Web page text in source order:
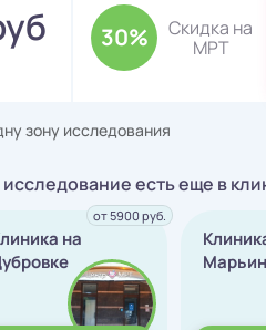
30%
Скидка на
МРТ
зону исследования
есть еще в
на
от 5900 руб.